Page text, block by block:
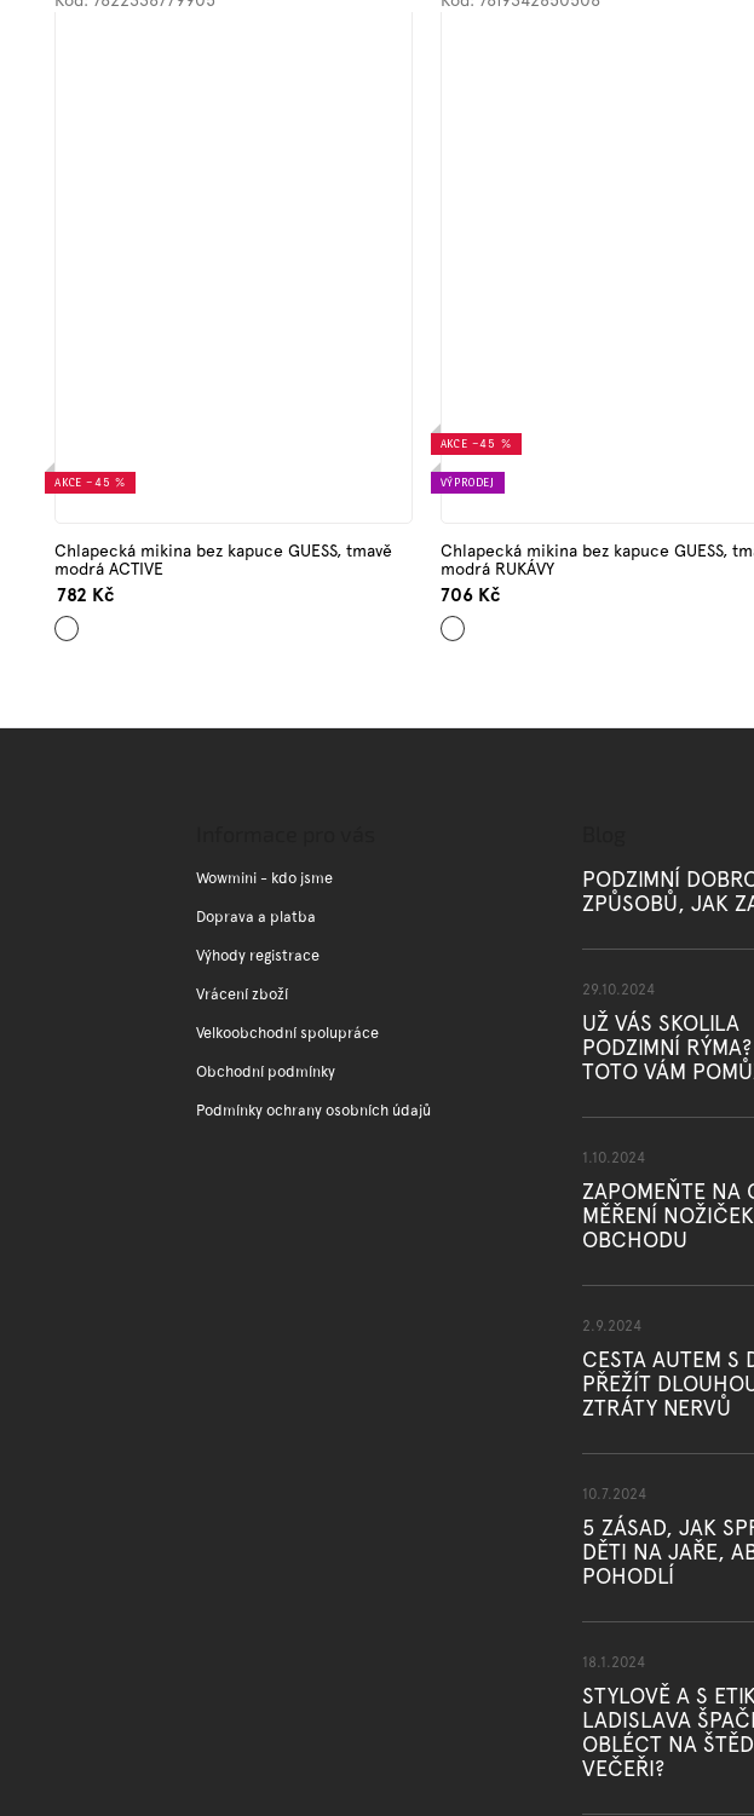
AKCE –45 %
Chlapecká mikina bez kapuce GUESS, tmavě
modrá ACTIVE
782 Kč
Tmavě
modrá
AKCE –45 %
VÝPRODEJ
Chlapecká mikina bez kapuce GUESS,
modrá RUKÁVY
706 Kč
Tmavě
modrá
Wowmini - kdo jsme
Doprava a platba
Výhody registrace
Vrácení zboží
Velkoobchodní spolupráce
Obchodní podmínky
Podmínky ochrany osobních údajů
PODZIMNÍ
ZPŮSOBŮ, JAK
29.10.2024
UŽ VÁS SKOLILA
PODZIMNÍ RÝMA?
TOTO VÁM
1.10.2024
ZAPOMEŇTE NA
MĚŘENÍ
OBCHODU
2.9.2024
CESTA AUTEM S
PŘEŽÍT
ZTRÁTY NERVŮ
10.7.2024
5 ZÁSAD, JAK
DĚTI NA JAŘE,
POHODLÍ
18.1.2024
STYLOVĚ A S
LADISLAVA
OBLÉCT NA
VEČEŘI?